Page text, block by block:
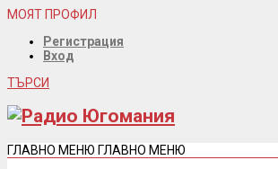
МОЯТ ПРОФИЛ
Регистрация
Вход
ТЪРСИ
ГЛАВНО МЕНЮ ГЛАВНО МЕНЮ